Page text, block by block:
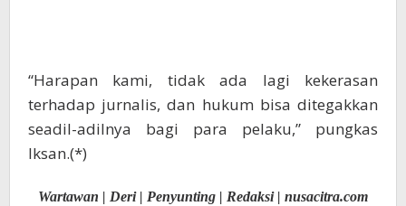
“Harapan kami, tidak ada lagi kekerasan
terhadap jurnalis, dan hukum bisa ditegakkan
seadil-adilnya bagi para pelaku,” pungkas
Iksan.(*)
Wartawan | Deri | Penyunting | Redaksi | nusacitra.com